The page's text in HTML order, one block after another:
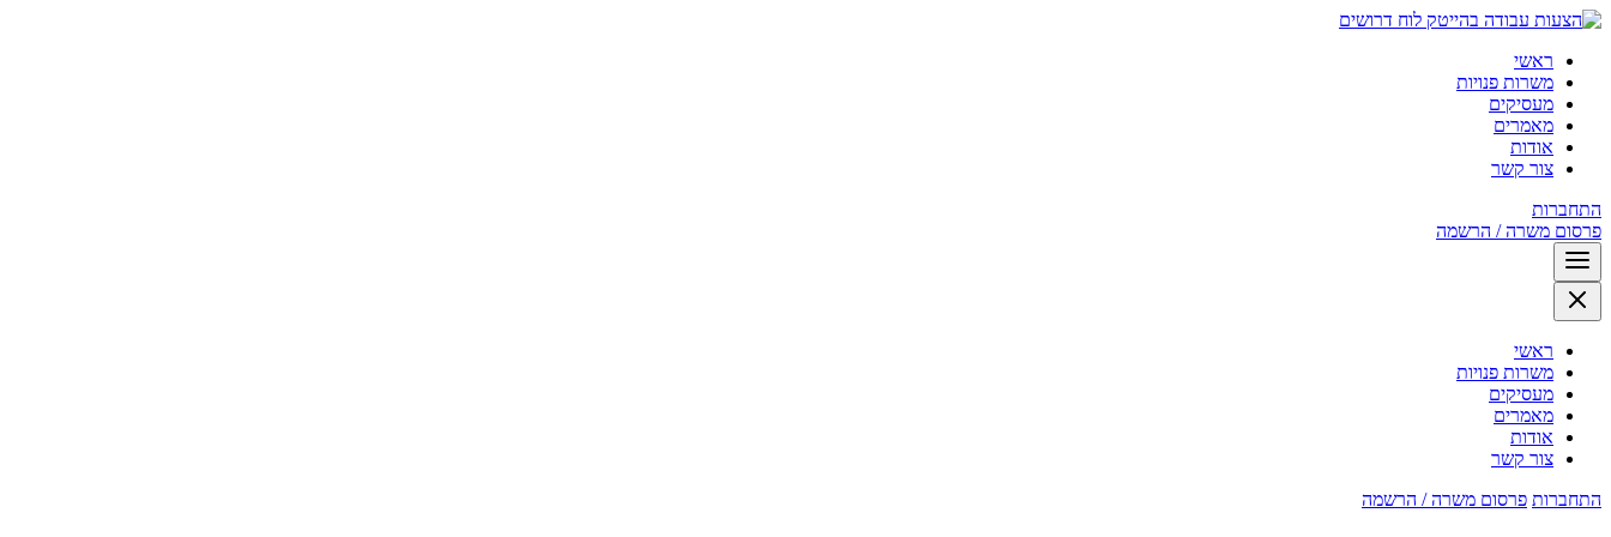
לוח דרושים
ראשי
משרות פנויות
מעסיקים
מאמרים
אודות
צור קשר
התחברות
פרסום משרה / הרשמה
ראשי
משרות פנויות
מעסיקים
מאמרים
אודות
צור קשר
התחברות פרסום משרה / הרשמה